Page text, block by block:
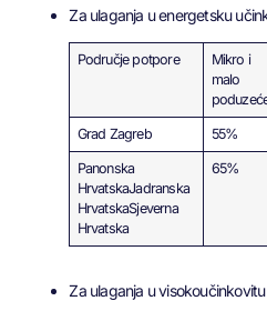
Za ulaganja u energetsku
Područje potpore
Mikro i
malo
Grad Zagreb 55%
Panonska
HrvatskaJadranska
HrvatskaSjeverna
Hrvatska
65%
Za ulaganja u